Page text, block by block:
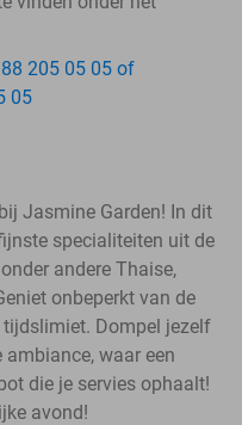
205 05 05 of
05
Jasmine Garden! In dit
specialiteiten uit de
andere Thaise,
onbeperkt van de
tijdslimiet. Dompel jezelf
waar een
die je servies ophaalt!
avond!